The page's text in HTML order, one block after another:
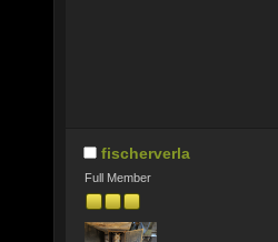
fischerverla
Full Member